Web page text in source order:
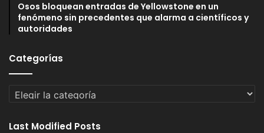
Osos bloquean entradas de Yellowstone en un
fenómeno sin precedentes que alarma a científicos y
autoridades
Categorías
Categorías
Last Modified Posts